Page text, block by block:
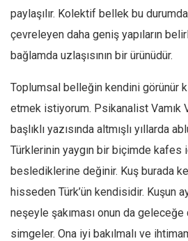
Leyla Şerif Emin
Selçuk Türkyılmaz
Mehmet Ali Tekin
Abir E. Nahas
Amina S. Jenenkovic
Bağdagül Öz
Esra Elönü
» Yazar arşivi
Bu Sayı
Tüm Sayılar
paylaşılır. Kolektif bellek bu
çevreleyen daha geniş yapıların
bağlamda uzlaşısının bir ürünüdür.
Toplumsal belleğin kendini görünür
etmek istiyorum. Psikanalist Vamık
başlıklı yazısında altmışlı yıllarda
Türklerinin yaygın bir biçimde kafes
beslediklerine değinir. Kuş burada
hisseden Türk’ün kendisidir. Kuşun
neşeyle şakıması onun da
simgeler. Ona iyi bakılmalı ve